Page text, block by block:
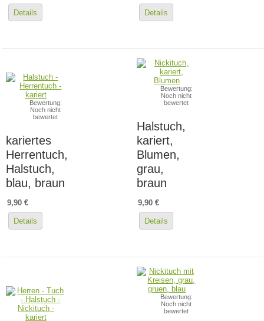
Details Details
Bewertung:
Noch nicht
bewertet
kariertes
Herrentuch,
Halstuch,
blau, braun
9,90 €
Details
Bewertung:
Noch nicht
bewertet
Halstuch,
kariert,
Blumen,
grau,
braun
9,90 €
Details
Bewertung:
Noch nicht
bewertet